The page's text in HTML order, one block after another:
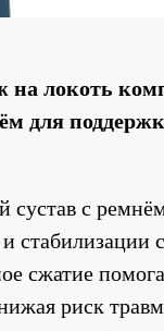
на локоть
для
сустав с
и стабилизации
сжатие
риск